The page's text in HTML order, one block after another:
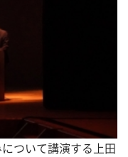
ついて講演する上田